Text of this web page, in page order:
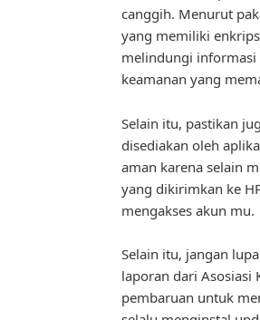
canggih. Menurut
yang memiliki
melindungi informasi
keamanan yang
Selain itu, pastikan
disediakan oleh
aman karena selain
yang dikirimkan ke
mengakses akun mu.
Selain itu, jangan
laporan dari Asosiasi
pembaruan untuk